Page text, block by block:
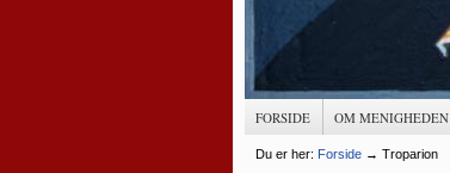
FORSIDE OM MENIGHEDEN
Du er her: Forside→ Troparion